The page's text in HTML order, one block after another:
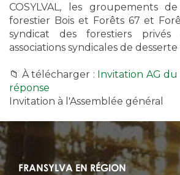
COSYLVAL, les groupements
forestier Bois et Forêts 67 et
syndicat des forestiers privés
associations syndicales de
📁 À télécharger : Invitation AG
réponse
Invitation à l'Assemblée général
FRANSYLVA EN RÉGION